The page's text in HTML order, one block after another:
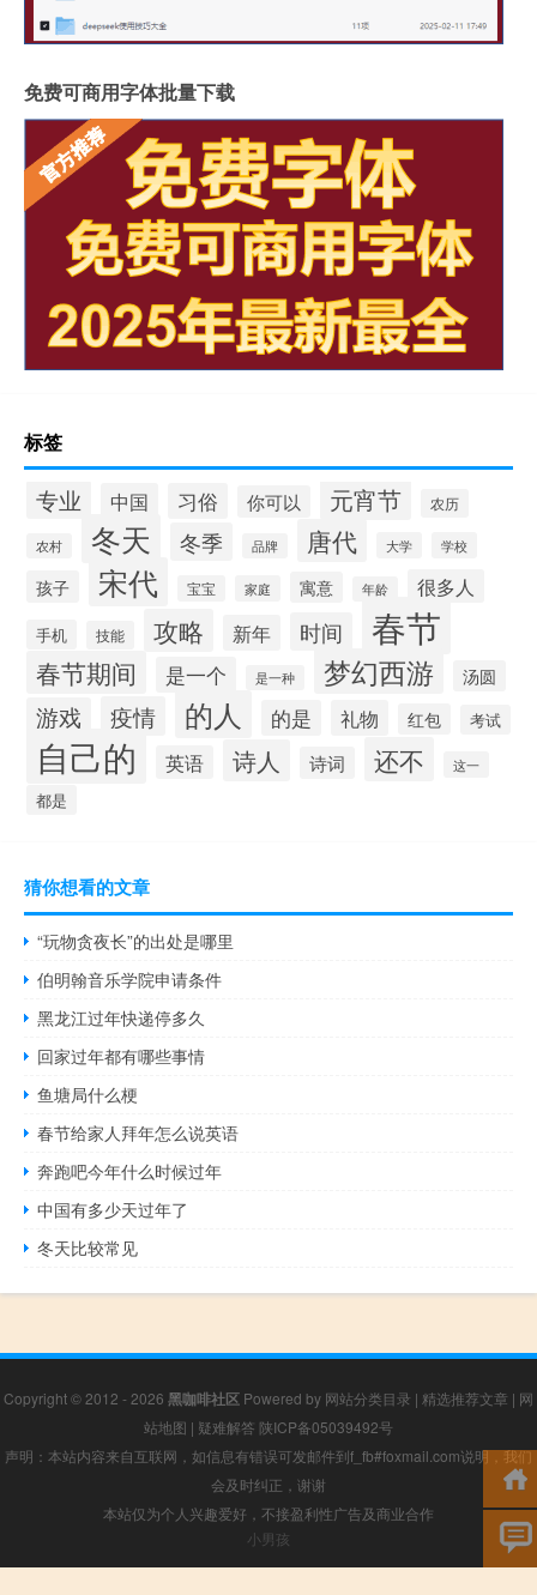
免费可商用字体批量下载
标签
专业 中国 习俗 你可以 元宵节 农历
农村 冬天 冬季 品牌 唐代 大学 学校
孩子 宋代 宝宝 家庭 寓意 年龄 很多人
手机 技能 攻略 新年 时间 春节
春节期间 是一个 是一种 梦幻西游 汤圆
游戏 疫情 的人 的是 礼物 红包 考试
自己的 英语 诗人 诗词 还不 这一
都是
猜你想看的文章
“玩物贪夜长”的出处是哪里
伯明翰音乐学院申请条件
黑龙江过年快递停多久
回家过年都有哪些事情
鱼塘局什么梗
春节给家人拜年怎么说英语
奔跑吧今年什么时候过年
中国有多少天过年了
冬天比较常见
Copyright © 2012 - 2026 黑咖啡社区 Powered by 网站分类目录 | 精选推荐文章 | 网
站地图 | 疑难解答 陕ICP备05039492号
声明：本站内容来自互联网，如信息有错误可发邮件到f_fb#foxmail.com说明，我们
会及时纠正，谢谢
本站仅为个人兴趣爱好，不接盈利性广告及商业合作
小男孩